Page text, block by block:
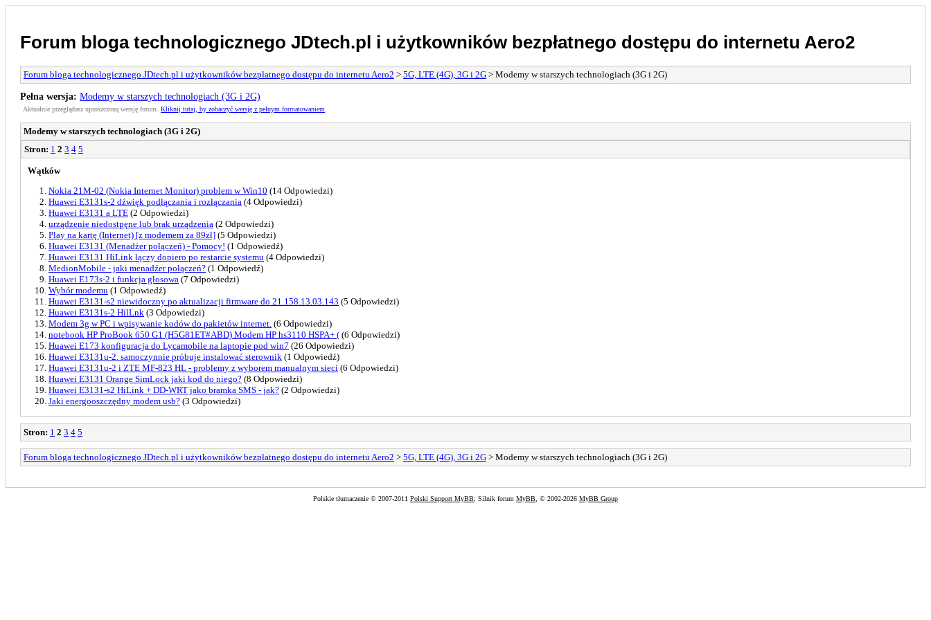
Forum bloga technologicznego JDtech.pl i użytkowników bezpłatnego dostępu do internetu Aero2
Forum bloga technologicznego JDtech.pl i użytkowników bezpłatnego dostępu do internetu Aero2 > 5G, LTE (4G), 3G i 2G > Modemy w starszych technologiach (3G i 2G)
Pełna wersja: Modemy w starszych technologiach (3G i 2G)
Aktualnie przeglądasz uproszczoną wersję forum. Kliknij tutaj, by zobaczyć wersję z pełnym formatowaniem
Modemy w starszych technologiach (3G i 2G)
Stron: 1 2 3 4 5
Wątków
Nokia 21M-02 (Nokia Internet Monitor) problem w Win10 (14 Odpowiedzi)
Huawei E3131s-2 dźwięk podłączania i rozłączania (4 Odpowiedzi)
Huawei E3131 a LTE (2 Odpowiedzi)
urządzenie niedostpęne lub brak urządzenia (2 Odpowiedzi)
Play na kartę (Internet) [z modemem za 89zł] (5 Odpowiedzi)
Huawei E3131 (Menadżer połączeń) - Pomocy! (1 Odpowiedź)
Huawei E3131 HiLink łączy dopiero po restarcie systemu (4 Odpowiedzi)
MedionMobile - jaki menadźer połączeń? (1 Odpowiedź)
Huawei E173s-2 i funkcja głosowa (7 Odpowiedzi)
Wybór modemu (1 Odpowiedź)
Huawei E3131-s2 niewidoczny po aktualizacji firmware do 21.158.13.03.143 (5 Odpowiedzi)
Huawei E3131s-2 HilLnk (3 Odpowiedzi)
Modem 3g w PC i wpisywanie kodów do pakietów internet. (6 Odpowiedzi)
notebook HP ProBook 650 G1 (H5G81ET#ABD) Modem HP hs3110 HSPA+ ( (6 Odpowiedzi)
Huawei E173 konfiguracja do Lycamobile na laptopie pod win7 (26 Odpowiedzi)
Huawei E3131u-2. samoczynnie próbuje instalować sterownik (1 Odpowiedź)
Huawei E3131u-2 i ZTE MF-823 HL - problemy z wyborem manualnym sieci (6 Odpowiedzi)
Huawei E3131 Orange SimLock jaki kod do niego? (8 Odpowiedzi)
Huawei E3131-s2 HiLink + DD-WRT jako bramka SMS - jak? (2 Odpowiedzi)
Jaki energooszczędny modem usb? (3 Odpowiedzi)
Stron: 1 2 3 4 5
Forum bloga technologicznego JDtech.pl i użytkowników bezpłatnego dostępu do internetu Aero2 > 5G, LTE (4G), 3G i 2G > Modemy w starszych technologiach (3G i 2G)
Polskie tłumaczenie © 2007-2011 Polski Support MyBB; Silnik forum MyBB , © 2002-2026 MyBB Group